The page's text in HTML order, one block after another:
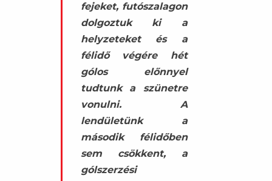
fejeket, futószalagon
dolgoztuk ki a
helyzeteket és a
félidő végére hét
gólos előnnyel
tudtunk a szünetre
vonulni. A
lendületünk a
második félidőben
sem csökkent, a
gólszerzési